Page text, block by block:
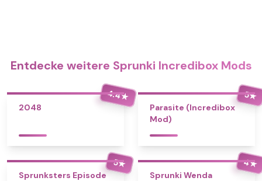
Entdecke weitere Sprunki Incredibox Mods
4.4★
2048
5★
Parasite (Incredibox
Mod)
5★
Sprunksters Episode
4★
Sprunki Wenda